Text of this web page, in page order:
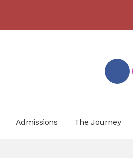
Admissions The Journey